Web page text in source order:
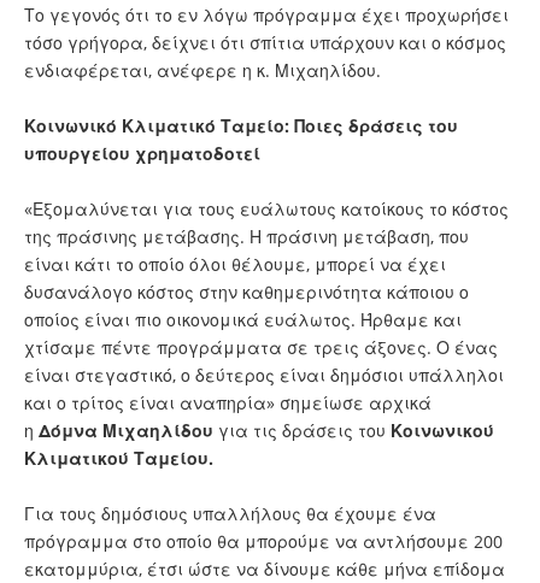
Το γεγονός ότι το εν λόγω πρόγραμμα έχει προχωρήσει
τόσο γρήγορα, δείχνει ότι σπίτια υπάρχουν και ο κόσμος
ενδιαφέρεται, ανέφερε η κ. Μιχαηλίδου.
Κοινωνικό Κλιματικό Ταμείο: Ποιες δράσεις του
υπουργείου χρηματοδοτεί
«Εξομαλύνεται για τους ευάλωτους κατοίκους το κόστος
της πράσινης μετάβασης. Η πράσινη μετάβαση, που
είναι κάτι το οποίο όλοι θέλουμε, μπορεί να έχει
δυσανάλογο κόστος στην καθημερινότητα κάποιου ο
οποίος είναι πιο οικονομικά ευάλωτος. Ήρθαμε και
χτίσαμε πέντε προγράμματα σε τρεις άξονες. Ο ένας
είναι στεγαστικό, ο δεύτερος είναι δημόσιοι υπάλληλοι
και ο τρίτος είναι αναπηρία» σημείωσε αρχικά
η Δόμνα Μιχαηλίδου για τις δράσεις του Κοινωνικού
Κλιματικού Ταμείου.
Για τους δημόσιους υπαλλήλους θα έχουμε ένα
πρόγραμμα στο οποίο θα μπορούμε να αντλήσουμε 200
εκατομμύρια, έτσι ώστε να δίνουμε κάθε μήνα επίδομα